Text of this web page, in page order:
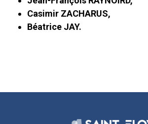
Casimir ZACHARUS,
Béatrice JAY.